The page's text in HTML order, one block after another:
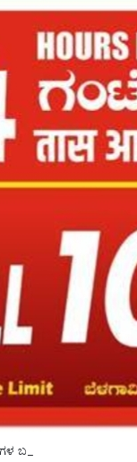
ಬಳಿಕ ಕೊಲೆ ರಹಸ್ಯ ಬಯಲು*